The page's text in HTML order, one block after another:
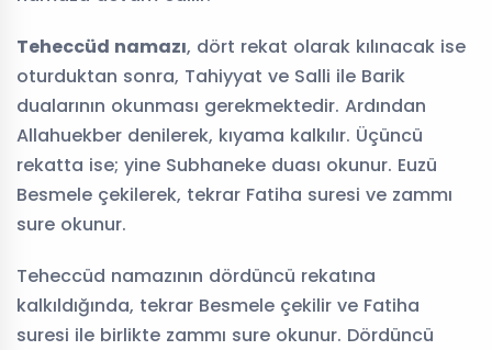
Teheccüd namazı, dört rekat olarak kılınacak ise
oturduktan sonra, Tahiyyat ve Salli ile Barik
dualarının okunması gerekmektedir. Ardından
Allahuekber denilerek, kıyama kalkılır. Üçüncü
rekatta ise; yine Subhaneke duası okunur. Euzü
Besmele çekilerek, tekrar Fatiha suresi ve zammı
sure okunur.
Teheccüd namazının dördüncü rekatına
kalkıldığında, tekrar Besmele çekilir ve Fatiha
suresi ile birlikte zammı sure okunur. Dördüncü